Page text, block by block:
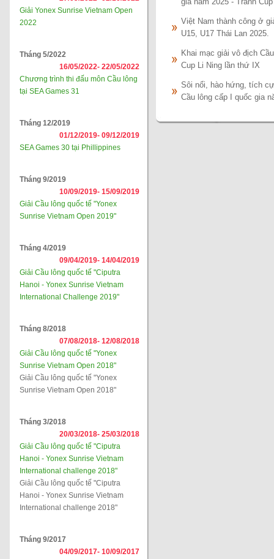
Giải Yonex Sunrise Vietnam Open
2022
Tháng 5/2022
16/05/2022- 22/05/2022
Chương trình thi đấu môn Cầu lông
tại SEA Games 31
Tháng 12/2019
01/12/2019- 09/12/2019
SEA Games 30 tại Phillippines
Tháng 9/2019
10/09/2019- 15/09/2019
Giải Cầu lông quốc tế "Yonex
Sunrise Vietnam Open 2019"
Tháng 4/2019
09/04/2019- 14/04/2019
Giải Cầu lông quốc tế "Ciputra
Hanoi - Yonex Sunrise Vietnam
International Challenge 2019"
Tháng 8/2018
07/08/2018- 12/08/2018
Giải Cầu lông quốc tế "Yonex
Sunrise Vietnam Open 2018"
Giải Cầu lông quốc tế "Yonex
Sunrise Vietnam Open 2018"
Tháng 3/2018
20/03/2018- 25/03/2018
Giải Cầu lông quốc tế "Ciputra
Hanoi - Yonex Sunrise Vietnam
International challenge 2018"
Giải Cầu lông quốc tế "Ciputra
Hanoi - Yonex Sunrise Vietnam
International challenge 2018"
Tháng 9/2017
04/09/2017- 10/09/2017
gia năm 2025 - Tranh
Việt Nam thành công ở
U15, U17 Thái Lan 2025.
Khai mạc giải vô địch
Cup Li Ning lần thứ IX
Sôi nổi, hào hứng, tích
Cầu lông cấp I quốc gia